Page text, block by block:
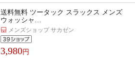
送料無料 ツータック スラックス メンズ
ウォッシャ…
メンズショップ サカゼン
3,980円